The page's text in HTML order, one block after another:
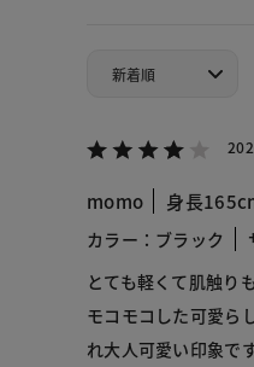
momo 身長
カラー：ブラック
とても軽くて肌触り
モコモコした可愛ら
れ大人可愛い印象です